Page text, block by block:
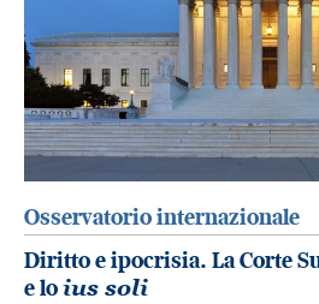
Osservatorio internazionale
Diritto e ipocrisia. La Corte
e loius soli